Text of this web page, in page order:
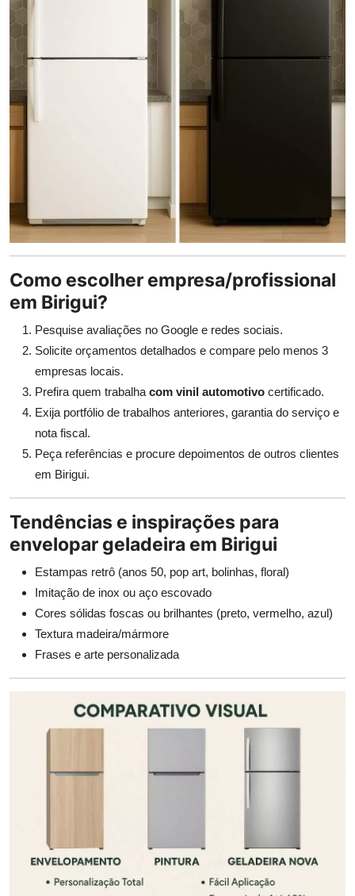
Como escolher empresa/profissional
em Birigui?
Pesquise avaliações no Google e redes sociais.
Solicite orçamentos detalhados e compare pelo menos 3
empresas locais.
Prefira quem trabalha com vinil automotivo certificado.
Exija portfólio de trabalhos anteriores, garantia do serviço e
nota fiscal.
Peça referências e procure depoimentos de outros clientes
em Birigui.
Tendências e inspirações para
envelopar geladeira em Birigui
Estampas retrô (anos 50, pop art, bolinhas, floral)
Imitação de inox ou aço escovado
Cores sólidas foscas ou brilhantes (preto, vermelho, azul)
Textura madeira/mármore
Frases e arte personalizada